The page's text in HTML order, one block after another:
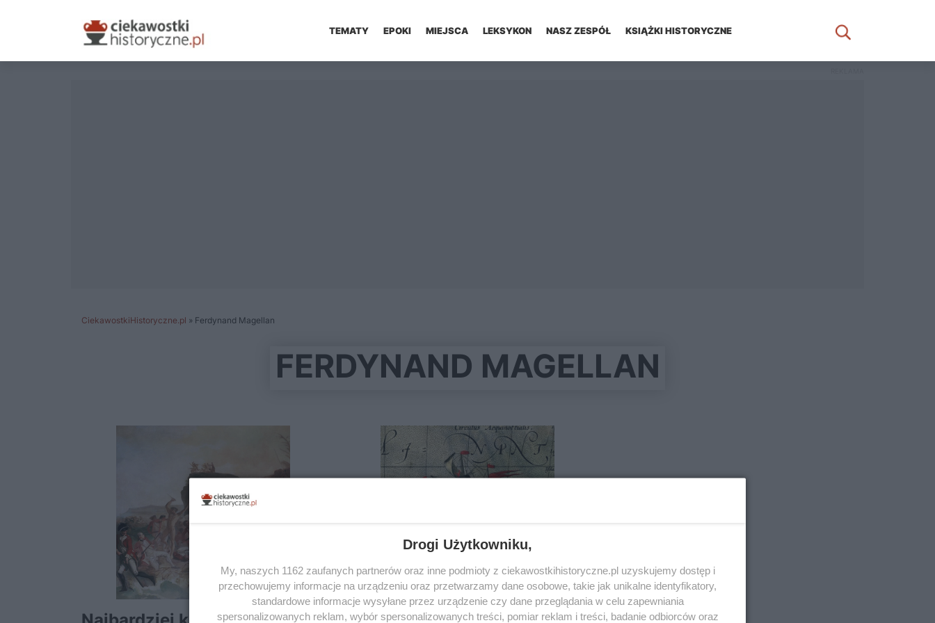
TEMATY EPOKI MIEJSCA LEKSYKON NASZ ZESPÓŁ KSIĄŻKI HISTORYCZNE
CiekawostkiHistoryczne.pl » Ferdynand Magellan
FERDYNAND MAGELLAN
Drogi Użytkowniku,
My, naszych 1162 zaufanych partnerów oraz inne podmioty z ciekawostkihistoryczne.pl uzyskujemy dostęp i
przechowujemy informacje na urządzeniu oraz przetwarzamy dane osobowe, takie jak unikalne identyfikatory,
standardowe informacje wysyłane przez urządzenie czy dane przeglądania w celu zapewniania
spersonalizowanych reklam, wybór spersonalizowanych treści, pomiar reklam i treści, badanie odbiorców oraz